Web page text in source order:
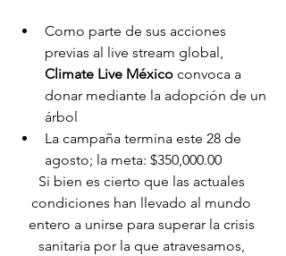
Como parte de sus acciones
previas al live stream global,
Climate Live México convoca a
donar mediante la adopción de un
árbol
La campaña termina este 28 de
agosto; la meta: $350,000.00
Si bien es cierto que las actuales
condiciones han llevado al mundo
entero a unirse para superar la crisis
sanitaria por la que atravesamos,